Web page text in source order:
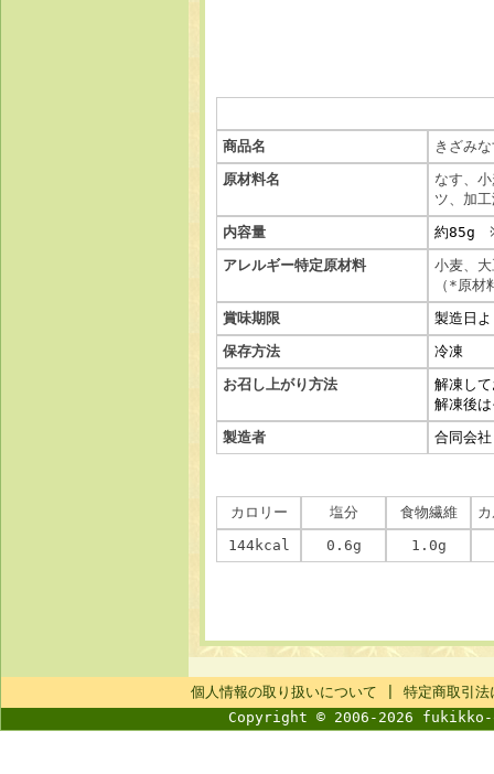
商品名
きざみ
原材料名
なす、
ツ、加
内容量
約85g
アレルギー特定原材料
小麦、
（*原
賞味期限
製造日
保存方法
冷凍
お召し上がり方法
解凍し
解凍後
製造者
合同会
カロリー 塩分 食物繊維
144kcal
0.6g 1.0g
個人情報の取り扱いについて
特定商取引法
Copyright © 2006-2026